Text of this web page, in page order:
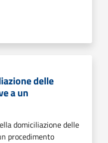
delle
a un
domiciliazione delle
procedimento